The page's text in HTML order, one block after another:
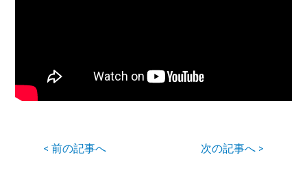
< 前の記事へ 次の記事へ >